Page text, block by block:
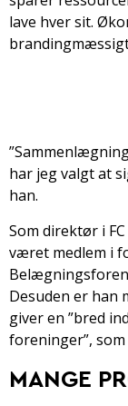
lave hver sit.
har jeg valgt at
han.
Som direktør i
været medlem i
Desuden er han
giver en ”bred
foreninger”,
MANGE